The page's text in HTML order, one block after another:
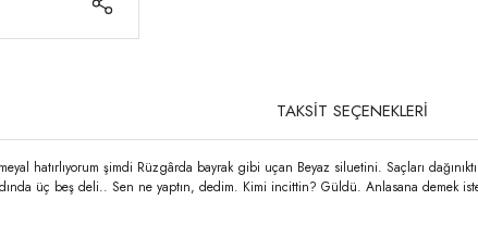
TAKSİT SEÇENEKLERİ
şimdi Rüzgârda bayrak gibi uçan Beyaz siluetini. Saçları
üç beş deli.. Sen ne yaptın, dedim. Kimi incittin? Güldü. Anlasana demek